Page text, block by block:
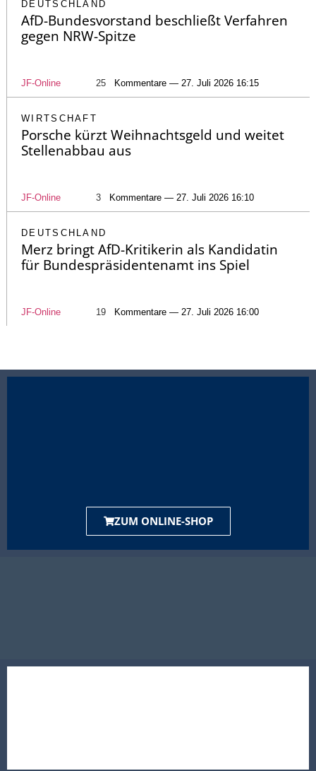
DEUTSCHLAND
AfD-Bundesvorstand beschließt Verfahren
gegen NRW-Spitze
JF-Online 25 Kommentare — 27. Juli 2026 16:15
WIRTSCHAFT
Porsche kürzt Weihnachtsgeld und weitet
Stellenabbau aus
JF-Online 3 Kommentare — 27. Juli 2026 16:10
DEUTSCHLAND
Merz bringt AfD-Kritikerin als Kandidatin
für Bundespräsidentenamt ins Spiel
JF-Online 19 Kommentare — 27. Juli 2026 16:00
ZUM ONLINE-SHOP